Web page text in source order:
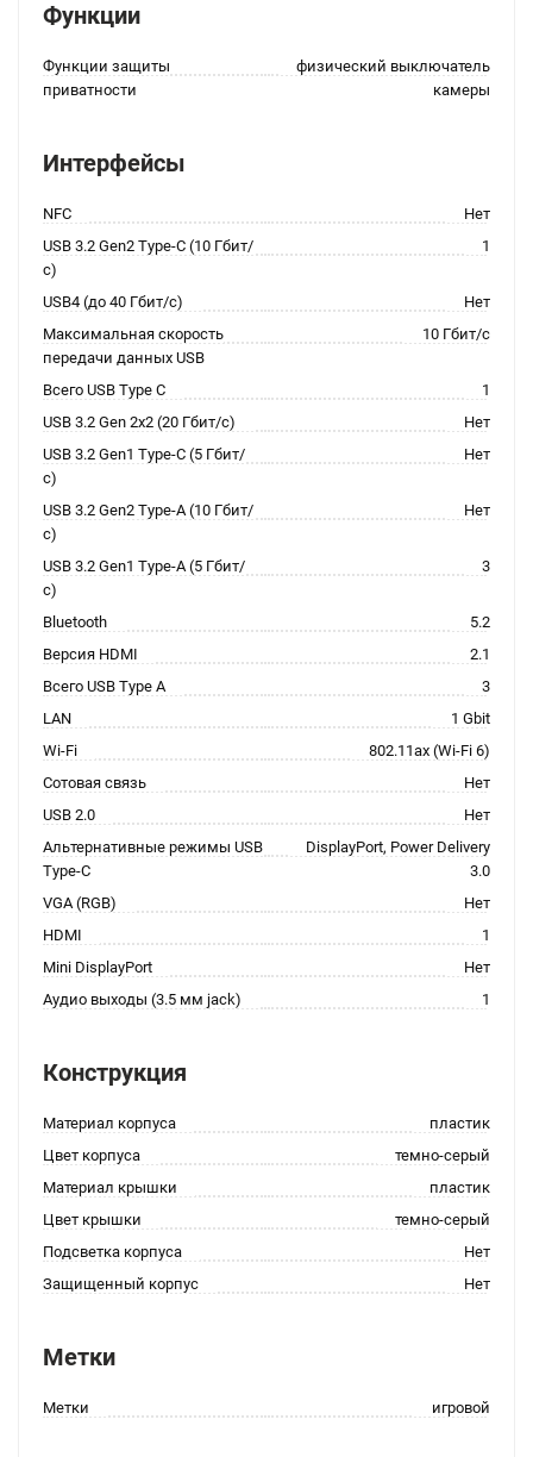
Функции
Функции защиты
приватности
физический выключатель
камеры
Интерфейсы
NFC
Нет
USB 3.2 Gen2 Type-C (10 Гбит/
с)
1
USB4 (до 40 Гбит/с)
Нет
Максимальная скорость
передачи данных USB
10 Гбит/с
Всего USB Type C
1
USB 3.2 Gen 2x2 (20 Гбит/с)
Нет
USB 3.2 Gen1 Type-C (5 Гбит/
с)
Нет
USB 3.2 Gen2 Type-A (10 Гбит/
с)
Нет
USB 3.2 Gen1 Type-A (5 Гбит/
с)
3
Bluetooth
5.2
Версия HDMI
2.1
Всего USB Type A
3
LAN
1 Gbit
Wi-Fi
802.11ax (Wi-Fi 6)
Сотовая связь
Нет
USB 2.0
Нет
Альтернативные режимы USB
Type-C
DisplayPort, Power Delivery
3.0
VGA (RGB)
Нет
HDMI
1
Mini DisplayPort
Нет
Аудио выходы (3.5 мм jack)
1
Конструкция
Материал корпуса
пластик
Цвет корпуса
темно-серый
Материал крышки
пластик
Цвет крышки
темно-серый
Подсветка корпуса
Нет
Защищенный корпус
Нет
Метки
Метки игровой